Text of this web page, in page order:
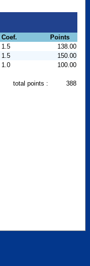
Coef.
Points
1.5
138.00
1.5
150.00
1.0 100.00
total points : 388